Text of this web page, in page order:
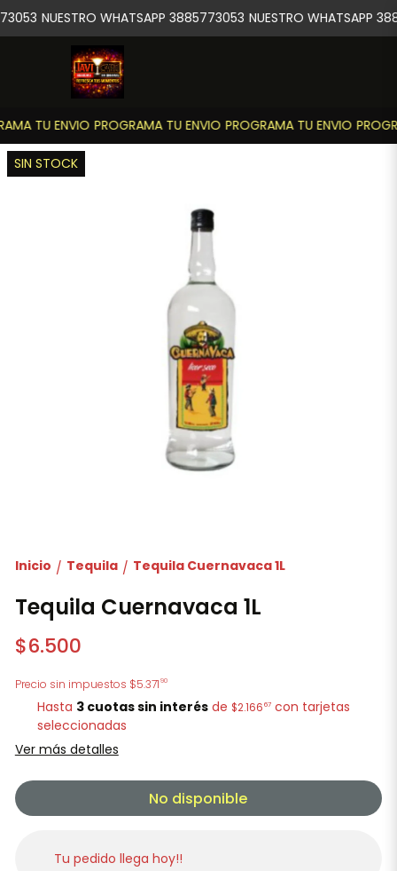
TU ENVIO PROGRAMA TU ENVIO PROGRAMA TU ENVIO
NUESTRO WHATSAPP 3885773053 NUESTRO WHATSAPP
SIN STOCK
Inicio / Tequila / Tequila Cuernavaca 1L
Tequila Cuernavaca 1L
$6.500
Precio sin impuestos $5.37190
Hasta 3 cuotas sin interés de $2.16667 con tarjetas
seleccionadas
Ver más detalles
No disponible
Tu pedido llega hoy!!